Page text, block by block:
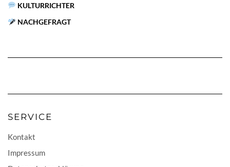
KULTURRICHTER
NACHGEFRAGT
SERVICE
Kontakt
Impressum